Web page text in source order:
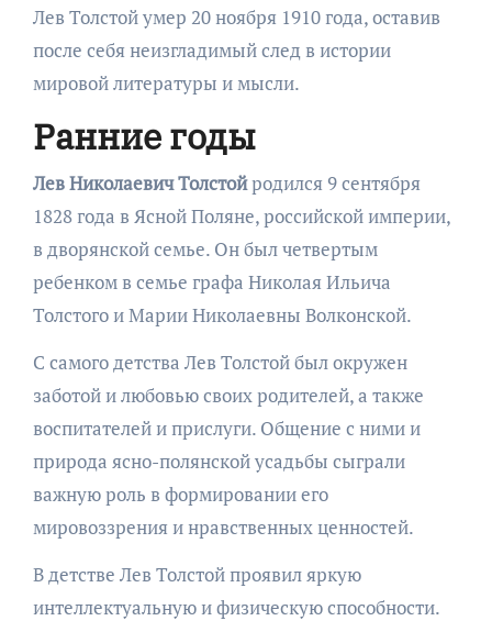
Лев Толстой умер 20 ноября 1910 года, оставив
после себя неизгладимый след в истории
мировой литературы и мысли.
Ранние годы
Лев Николаевич Толстойродился 9 сентября
1828 года в Ясной Поляне, российской империи,
в дворянской семье. Он был четвертым
ребенком в семье графа Николая Ильича
Толстого и Марии Николаевны Волконской.
С самого детства Лев Толстой был окружен
заботой и любовью своих родителей, а также
воспитателей и прислуги. Общение с ними и
природа ясно-полянской усадьбы сыграли
важную роль в формировании его
мировоззрения и нравственных ценностей.
В детстве Лев Толстой проявил яркую
интеллектуальную и физическую способности.